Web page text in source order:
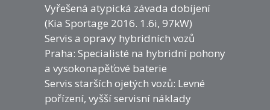
Vyřešená atypická závada dobíjení
(Kia Sportage 2016. 1.6i, 97kW)
Servis a opravy hybridních vozů
Praha: Specialisté na hybridní pohony
a vysokonapěťové baterie
Servis starších ojetých vozů: Levné
pořízení, vyšší servisní náklady